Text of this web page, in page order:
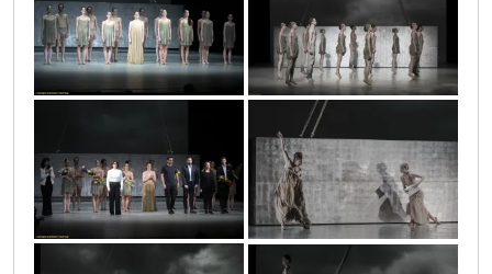
ar-20180515img_7118
vic3579
vic3596 ar-20180515img_8403